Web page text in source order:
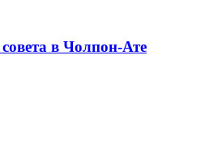
в Чолпон-Ате